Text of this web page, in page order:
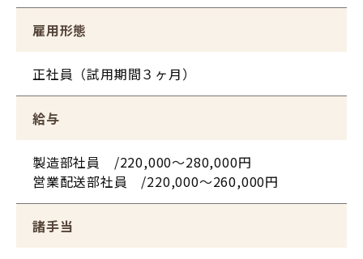
雇用形態
正社員（試用期間３ヶ月）
給与
製造部社員 /220,000～280,000円
営業配送部社員 /220,000～260,000円
諸手当